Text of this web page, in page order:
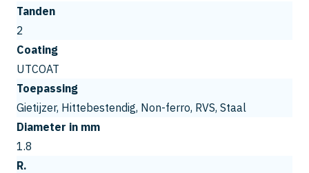
Tanden
2
Coating
UTCOAT
Toepassing
Gietijzer, Hittebestendig, Non-ferro, RVS, Staal
Diameter in mm
1.8
R.